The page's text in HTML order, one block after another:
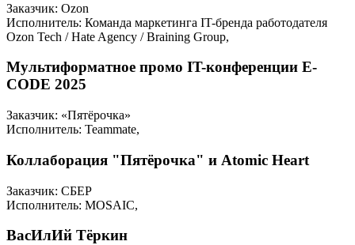
Заказчик: Ozon
Исполнитель: Команда маркетинга IT-бренда работодателя
Ozon Tech / Hate Agency / Braining Group,
Мультиформатное промо IT-конференции E-
CODE 2025
Заказчик: «Пятёрочка»
Исполнитель: Teammate,
Коллаборация "Пятёрочка" и Atomic Heart
Заказчик: СБЕР
Исполнитель: MOSAIC,
ВасИлИй Тёркин